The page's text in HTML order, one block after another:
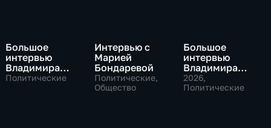
Большое
интервью
Владимира
Путина Сергею
Политические
Интервью с
Марией
Бондаревой
Политические,
Общество
Большое
интервью
Владимира
Соловьева
Роджеру
2026,
Политические